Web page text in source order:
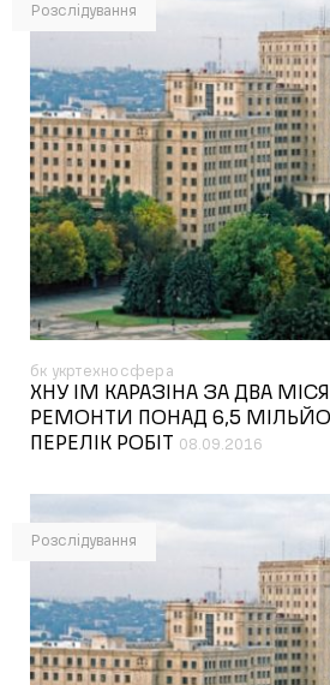
Розслідування
бк укртехносфера
ХНУ ІМ КАРАЗІНА ЗА ДВА
РЕМОНТИ ПОНАД 6,5
ПЕРЕЛІК РОБІТ 08.09.2016
Розслідування